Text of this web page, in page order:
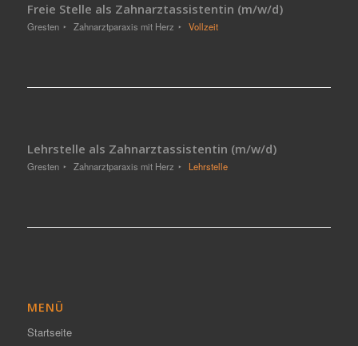
Freie Stelle als Zahnarztassistentin (m/w/d)
Gresten Zahnarztparaxis mit Herz Vollzeit
Lehrstelle als Zahnarztassistentin (m/w/d)
Gresten Zahnarztparaxis mit Herz Lehrstelle
MENÜ
Startseite